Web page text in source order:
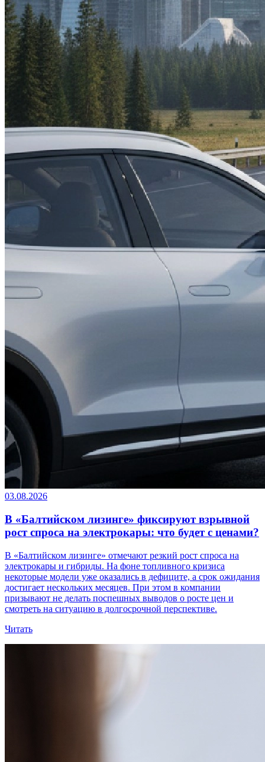
03.08.2026
В «Балтийском лизинге» фиксируют взрывной
рост спроса на электрокары: что будет с ценами?
В «Балтийском лизинге» отмечают резкий рост спроса на
электрокары и гибриды. На фоне топливного кризиса
некоторые модели уже оказались в дефиците, а срок ожидания
достигает нескольких месяцев. При этом в компании
призывают не делать поспешных выводов о росте цен и
смотреть на ситуацию в долгосрочной перспективе.
Читать